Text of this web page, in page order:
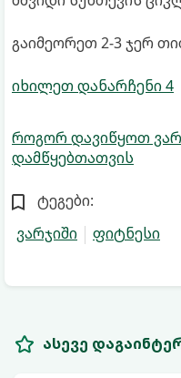
გაიმეორეთ 2-3 ჯერ
იხილეთ დანარჩენი 4
როგორ დავიწყოთ
დამწყებთათვის
ტეგები:
ვარჯიში
ფიტნესი
ასევე